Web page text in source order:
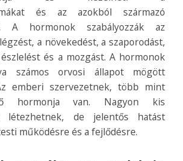
és az azokból származó
A hormonok szabályozzák az
a növekedést, a szaporodást,
és a mozgást. A hormonok
számos orvosi állapot mögött
emberi szervezetnek, több mint
hormonja van. Nagyon kis
létezhetnek, de jelentős hatást
működésre és a fejlődésre.